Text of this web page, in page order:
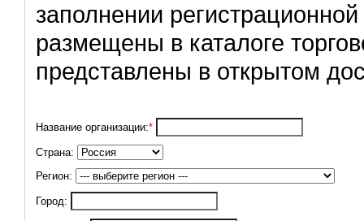
заполнении
размещены в каталоге
представлены в открытом
Название организации:*
Страна:
Регион:
Город: